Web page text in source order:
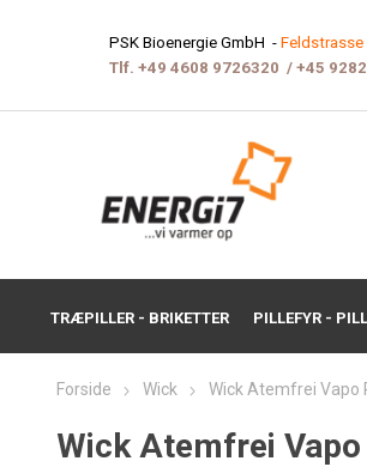
PSK Bioenergie GmbH - Feldstrasse
Tlf. +49 4608 9726320 / +45
TRÆPILLER - BRIKETTER PILLEFYR -
Forside Wick Wick Atemfrei Vapo
Wick Atemfrei